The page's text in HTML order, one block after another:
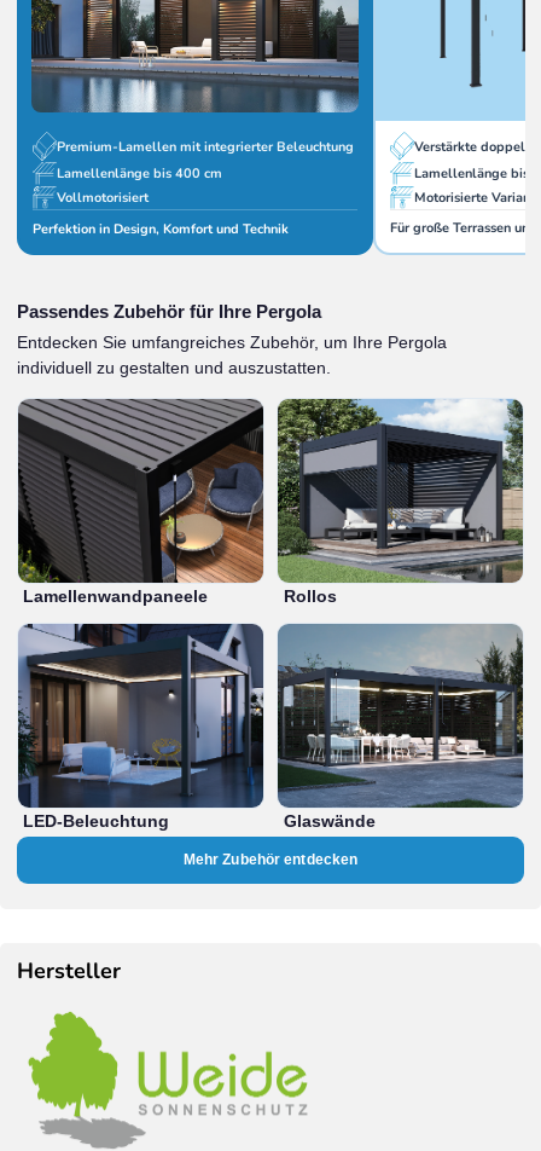
Premium-Lamellen mit integrierter Beleuchtung
Lamellenlänge bis 400 cm
Vollmotorisiert
Perfektion in Design, Komfort und Technik
Verstärkte
Lamellenlänge bis
Motorisierte
Für große Terrassen
Passendes Zubehör für Ihre Pergola
Entdecken Sie umfangreiches Zubehör, um Ihre Pergola
individuell zu gestalten und auszustatten.
Lamellenwandpaneele Rollos
LED-Beleuchtung Glaswände
Mehr Zubehör entdecken
Hersteller